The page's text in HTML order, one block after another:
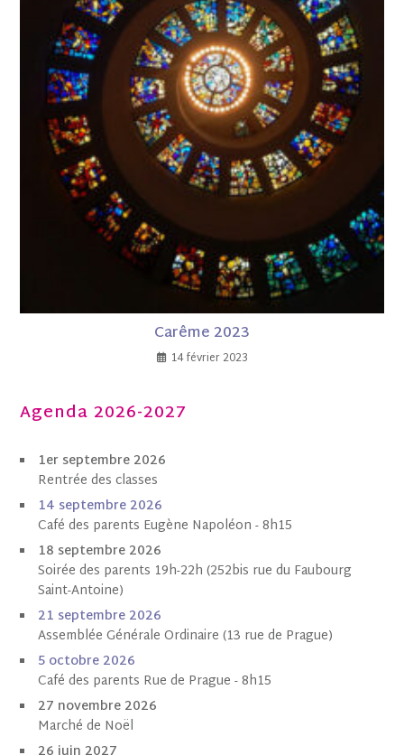
Carême 2023
14 février 2023
Agenda 2026-2027
1er septembre 2026
Rentrée des classes
14 septembre 2026
Café des parents Eugène Napoléon - 8h15
18 septembre 2026
Soirée des parents 19h-22h (252bis rue du Faubourg
Saint-Antoine)
21 septembre 2026
Assemblée Générale Ordinaire (13 rue de Prague)
5 octobre 2026
Café des parents Rue de Prague - 8h15
27 novembre 2026
Marché de Noël